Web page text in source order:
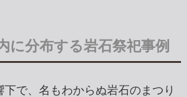
に分布する岩石祭祀事例
下で、名もわからぬ岩石のまつり